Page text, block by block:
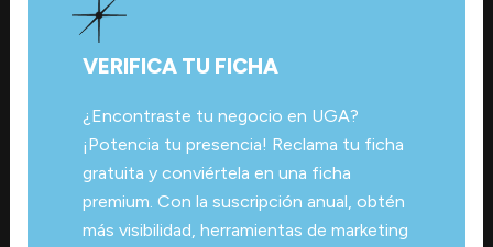
VERIFICA TU FICHA
¿Encontraste tu negocio en UGA?
¡Potencia tu presencia! Reclama tu ficha
gratuita y conviértela en una ficha
premium. Con la suscripción anual, obtén
más visibilidad, herramientas de marketing